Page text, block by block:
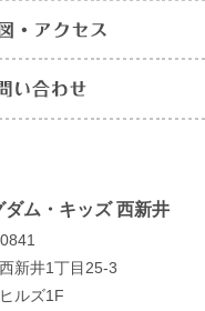
ダム・キッズ 西新井
新井1丁目25-3
ルズ1F